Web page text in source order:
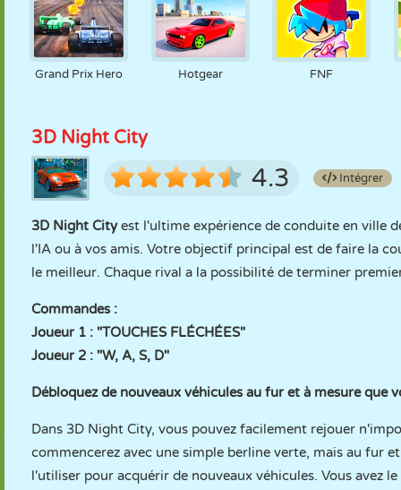
Grand Prix Hero Hotgear FNF
3D Night City
4.3 Intégrer
3D Night Cityest l'ultime expérience de conduite en ville
l'IA ou à vos amis. Votre objectif principal est de faire la
le meilleur. Chaque rival a la possibilité de terminer
Commandes :
Joueur 1 : "TOUCHES FLÉCHÉES"
Joueur 2 : "W, A, S, D"
Débloquez de nouveaux véhicules au fur et à mesure que
Dans 3D Night City, vous pouvez facilement rejouer
commencerez avec une simple berline verte, mais au fur
l'utiliser pour acquérir de nouveaux véhicules. Vous avez